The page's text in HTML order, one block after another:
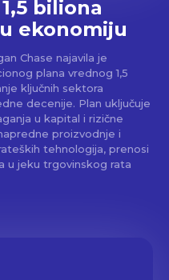
biliona
ekonomiju
Chase najavila je
plana vrednog 1,5
ključnih sektora
Plan uključuje
u kapital i rizične
proizvodnje i
tehnologija, prenosi